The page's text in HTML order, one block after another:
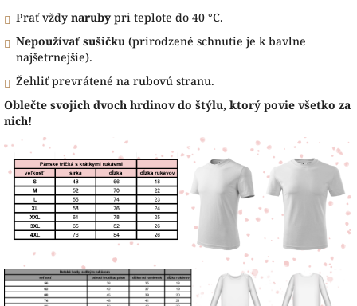
Prať vždy naruby pri teplote do 40 °C.
Nepoužívať sušičku (prirodzené schnutie je k bavlne
najšetrnejšie).
Žehliť prevrátené na rubovú stranu.
Oblečte svojich dvoch hrdinov do štýlu, ktorý povie všetko za
nich!